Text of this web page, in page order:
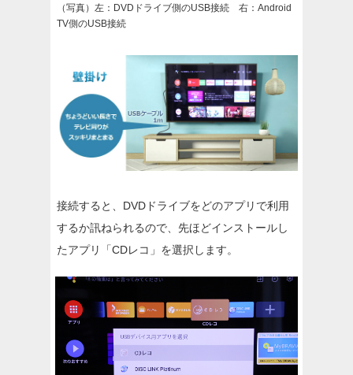
（写真）左：DVDドライブ側のUSB接続 右：Android
TV側のUSB接続
接続すると、DVDドライブをどのアプリで利用
するか訊ねられるので、先ほどインストールし
たアプリ「CDレコ」を選択します。